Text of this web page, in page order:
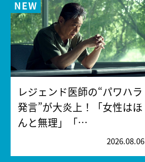
レジェンド医師の“パワハラ
発言”が大炎上！「女性はほ
んと無理」「…
2026.08.06